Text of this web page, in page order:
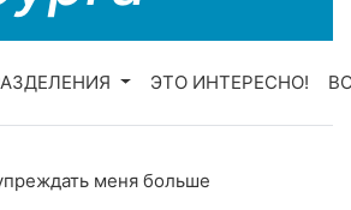
ЭТО ИНТЕРЕСНО!
меня больше